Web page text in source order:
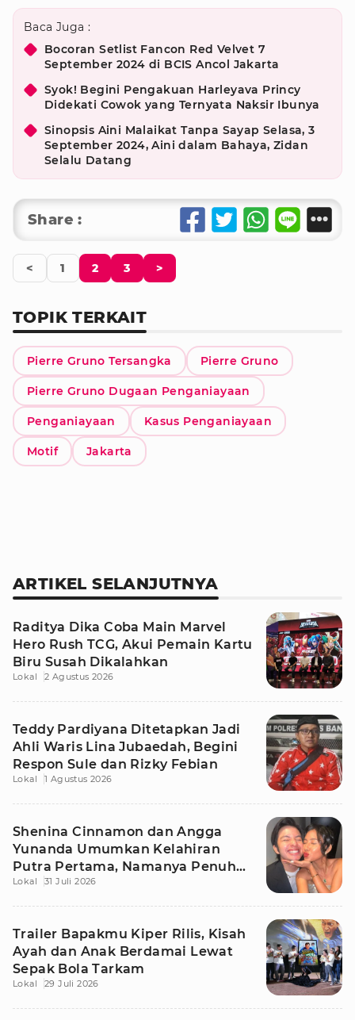
Baca Juga :
Bocoran Setlist Fancon Red Velvet 7
September 2024 di BCIS Ancol Jakarta
Syok! Begini Pengakuan Harleyava Princy
Didekati Cowok yang Ternyata Naksir Ibunya
Sinopsis Aini Malaikat Tanpa Sayap Selasa, 3
September 2024, Aini dalam Bahaya, Zidan
Selalu Datang
Share :
< 1 2 3 >
TOPIK TERKAIT
Pierre Gruno Tersangka Pierre Gruno
Pierre Gruno Dugaan Penganiayaan
Penganiayaan Kasus Penganiayaan
Motif Jakarta
ARTIKEL SELANJUTNYA
Raditya Dika Coba Main Marvel
Hero Rush TCG, Akui Pemain Kartu
Biru Susah Dikalahkan
Lokal 2 Agustus 2026
Teddy Pardiyana Ditetapkan Jadi
Ahli Waris Lina Jubaedah, Begini
Respon Sule dan Rizky Febian
Lokal 1 Agustus 2026
Shenina Cinnamon dan Angga
Yunanda Umumkan Kelahiran
Putra Pertama, Namanya Penuh
Makna
Lokal 31 Juli 2026
Trailer Bapakmu Kiper Rilis, Kisah
Ayah dan Anak Berdamai Lewat
Sepak Bola Tarkam
Lokal 29 Juli 2026